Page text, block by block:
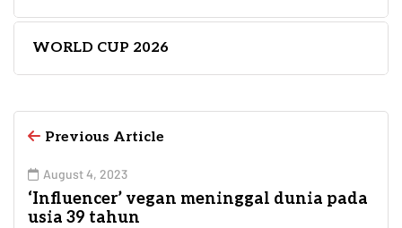
WORLD CUP 2026
Previous Article
August 4, 2023
‘Influencer’ vegan meninggal dunia pada
usia 39 tahun